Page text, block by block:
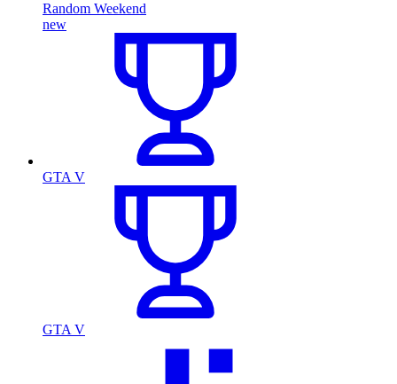
Random Weekend
new
GTA V
GTA V